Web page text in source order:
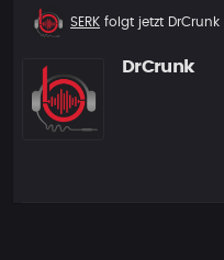
Neuer
Follower
SERK folgt jetzt DrCrunk
DrCrunk